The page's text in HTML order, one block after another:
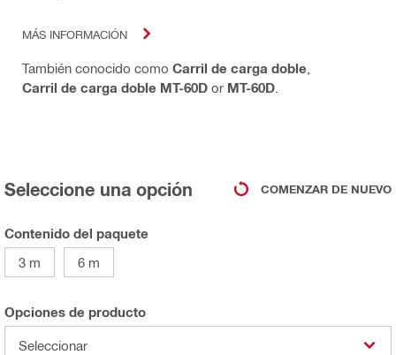
MÁS INFORMACIÓN
También conocido como Carril de carga doble
Carril de carga doble MT-60D or MT-60D
Seleccione una opción COMENZAR DE NUEVO
Contenido del paquete
3 m
6 m
Opciones de producto
Seleccionar